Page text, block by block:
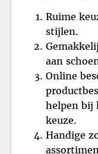
Ruime
stijlen.
aan
Online
helpen bij
keuze.
Handige